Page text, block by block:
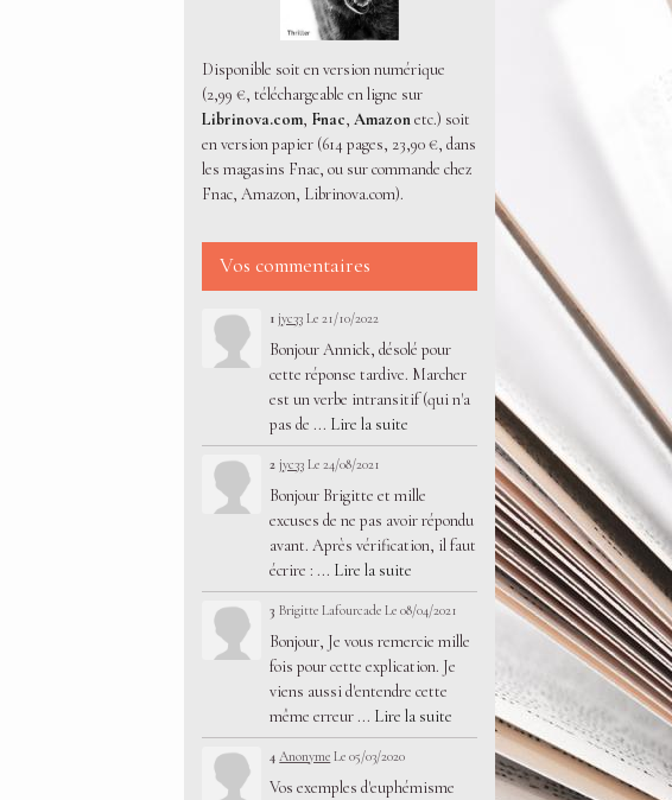
Disponible soit en version numérique
(2,99 €, téléchargeable en ligne sur
Librinova.com, Fnac,Amazonetc.) soit
en version papier (614 pages, 23,90 €, dans
les magasins Fnac, ou sur commande chez
Fnac, Amazon, Librinova.com).
Vos commentaires
1 jyc33 Le 21/10/2022
Bonjour Annick, désolé pour
cette réponse tardive. Marcher
est un verbe intransitif (qui n'a
pas de ... Lire la suite
2 jyc33 Le 24/08/2021
Bonjour Brigitte et mille
excuses de ne pas avoir répondu
avant. Après vérification, il faut
écrire : ... Lire la suite
3 Brigitte LafourcadeLe 08/04/2021
Bonjour, Je vous remercie mille
fois pour cette explication. Je
viens aussi d'entendre cette
même erreur ... Lire la suite
4 Anonyme Le 05/03/2020
Vos exemples d'euphémisme